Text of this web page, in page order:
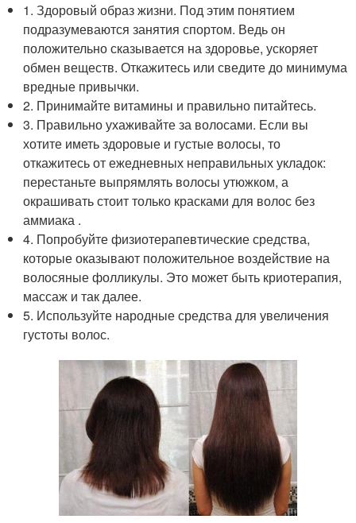
1. Здоровый образ жизни. Под этим понятием
подразумеваются занятия спортом. Ведь он
положительно сказывается на здоровье, ускоряет
обмен веществ. Откажитесь или сведите до минимума
вредные привычки.
2. Принимайте витамины и правильно питайтесь.
3. Правильно ухаживайте за волосами. Если вы
хотите иметь здоровые и густые волосы, то
откажитесь от ежедневных неправильных укладок:
перестаньте выпрямлять волосы утюжком, а
окрашивать стоит только красками для волос без
аммиака .
4. Попробуйте физиотерапевтические средства,
которые оказывают положительное воздействие на
волосяные фолликулы. Это может быть криотерапия,
массаж и так далее.
5. Используйте народные средства для увеличения
густоты волос.